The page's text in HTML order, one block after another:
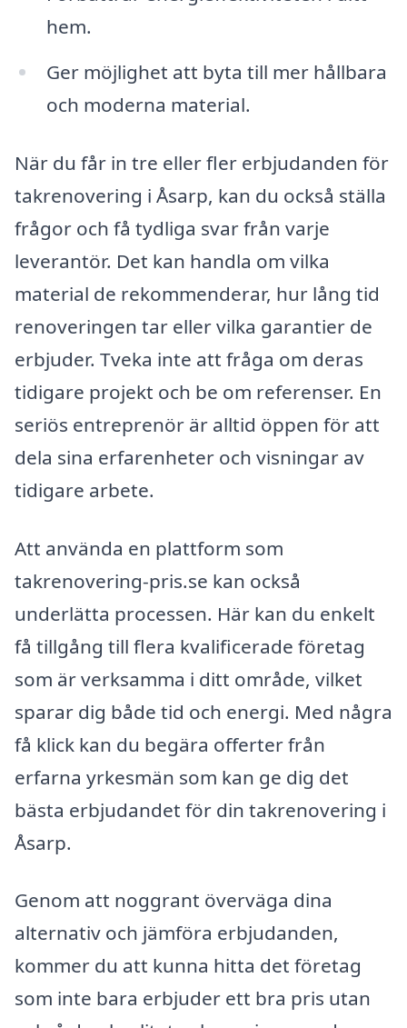
hem.
Ger möjlighet att byta till mer hållbara
och moderna material.
När du får in tre eller fler erbjudanden för
takrenovering i Åsarp, kan du också ställa
frågor och få tydliga svar från varje
leverantör. Det kan handla om vilka
material de rekommenderar, hur lång tid
renoveringen tar eller vilka garantier de
erbjuder. Tveka inte att fråga om deras
tidigare projekt och be om referenser. En
seriös entreprenör är alltid öppen för att
dela sina erfarenheter och visningar av
tidigare arbete.
Att använda en plattform som
takrenovering-pris.se kan också
underlätta processen. Här kan du enkelt
få tillgång till flera kvalificerade företag
som är verksamma i ditt område, vilket
sparar dig både tid och energi. Med några
få klick kan du begära offerter från
erfarna yrkesmän som kan ge dig det
bästa erbjudandet för din takrenovering i
Åsarp.
Genom att noggrant överväga dina
alternativ och jämföra erbjudanden,
kommer du att kunna hitta det företag
som inte bara erbjuder ett bra pris utan